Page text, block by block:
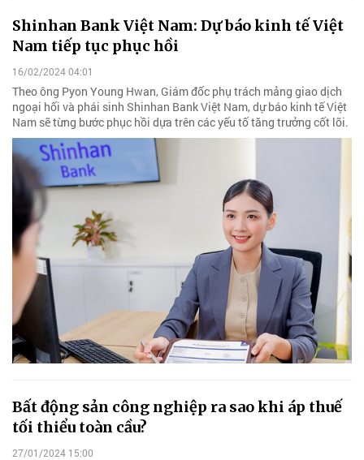
Shinhan Bank Việt Nam: Dự báo kinh tế Việt
Nam tiếp tục phục hồi
16/02/2024 04:01
Theo ông Pyon Young Hwan, Giám đốc phụ trách mảng giao dịch
ngoại hối và phái sinh Shinhan Bank Việt Nam, dự báo kinh tế Việt
Nam sẽ từng bước phục hồi dựa trên các yếu tố tăng trưởng cốt lõi.
Bất động sản công nghiệp ra sao khi áp thuế
tối thiểu toàn cầu?
27/01/2024 15:00